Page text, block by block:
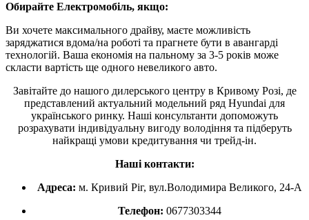
Обирайте Електромобіль, якщо:
Ви хочете максимального драйву, маєте можливість
заряджатися вдома/на роботі та прагнете бути в авангарді
технологій. Ваша економія на пальному за 3-5 років може
скласти вартість ще одного невеликого авто.
Завітайте до нашого дилерського центру в Кривому Розі, де
представлений актуальний модельний ряд Hyundai для
українського ринку. Наші консультанти допоможуть
розрахувати індивідуальну вигоду володіння та підберуть
найкращі умови кредитування чи трейд-ін.
Наші контакти:
Адреса: м. Кривий Ріг, вул.Володимира Великого, 24-А
Телефон: 0677303344